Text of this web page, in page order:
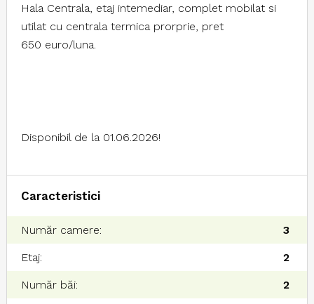
Hala Centrala, etaj intemediar, complet mobilat si
utilat cu centrala termica prorprie, pret
650 euro/luna.
Disponibil de la 01.06.2026!
Caracteristici
Număr camere: 3
Etaj: 2
Număr băi: 2